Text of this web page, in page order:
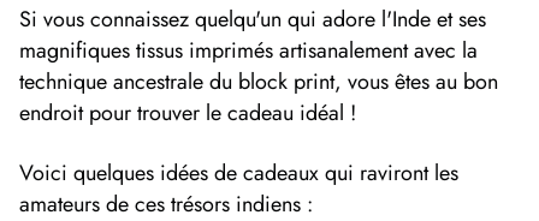
Si vous connaissez quelqu'un qui adore l'Inde et ses
magnifiques tissus imprimés artisanalement avec la
technique ancestrale du block print, vous êtes au bon
endroit pour trouver le cadeau idéal !
Voici quelques idées de cadeaux qui raviront les
amateurs de ces trésors indiens :